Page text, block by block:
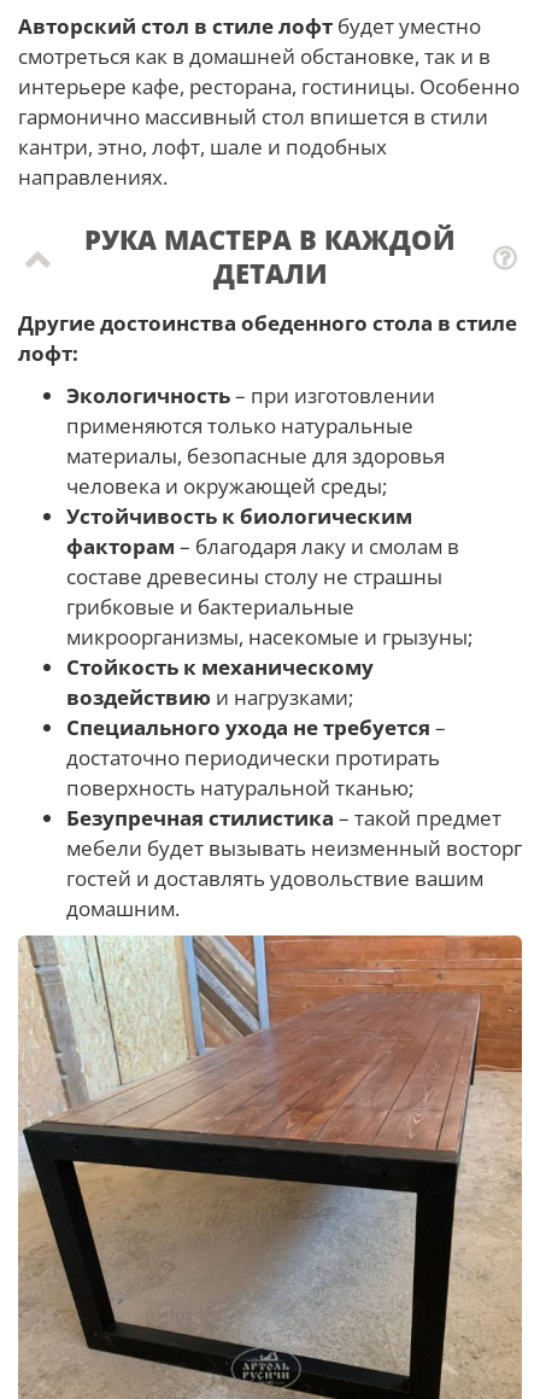
Авторский стол в стиле лофт будет уместно
смотреться как в домашней обстановке, так и в
интерьере кафе, ресторана, гостиницы. Особенно
гармонично массивный стол впишется в стили
кантри, этно, лофт, шале и подобных
направлениях.
РУКА МАСТЕРА В КАЖДОЙ
ДЕТАЛИ
Другие достоинства обеденного стола в стиле
лофт:
Экологичность– при изготовлении
применяются только натуральные
материалы, безопасные для здоровья
человека и окружающей среды;
Устойчивость к биологическим
факторам – благодаря лаку и смолам в
составе древесины столу не страшны
грибковые и бактериальные
микроорганизмы, насекомые и грызуны;
Стойкость к механическому
воздействию и нагрузками;
Специального ухода не требуется –
достаточно периодически протирать
поверхность натуральной тканью;
Безупречная стилистика – такой предмет
мебели будет вызывать неизменный восторг
гостей и доставлять удовольствие вашим
домашним.